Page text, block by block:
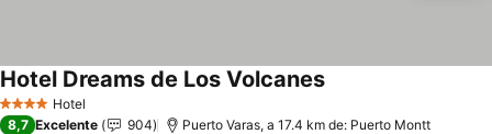
4 EstrellasHotel
Hotel Dreams de Los VolcanesVer precios
8,7 Excelente 904 Puerto Varas, a 17.4 km de: Puerto Montt